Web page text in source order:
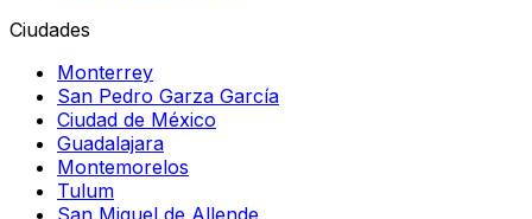
Ciudades
Monterrey
San Pedro Garza García
Ciudad de México
Guadalajara
Montemorelos
Tulum
San Miguel de Allende